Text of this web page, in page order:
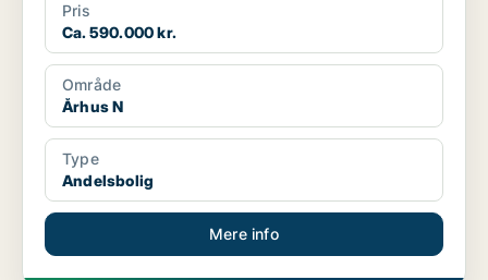
Pris
Ca. 590.000 kr.
Område
Århus N
Type
Andelsbolig
Mere info